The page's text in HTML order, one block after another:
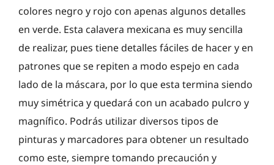
colores negro y rojo con apenas algunos detalles
en verde. Esta calavera mexicana es muy sencilla
de realizar, pues tiene detalles fáciles de hacer y en
patrones que se repiten a modo espejo en cada
lado de la máscara, por lo que esta termina siendo
muy simétrica y quedará con un acabado pulcro y
magnífico. Podrás utilizar diversos tipos de
pinturas y marcadores para obtener un resultado
como este, siempre tomando precaución y